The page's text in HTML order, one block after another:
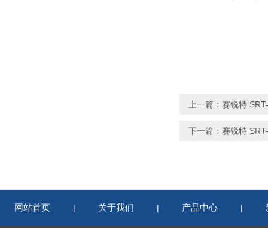
上一篇： 赛锐特
下一篇： 赛锐特
网站首页 | 关于我们 | 产品中心 |